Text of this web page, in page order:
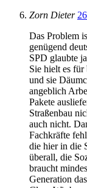
Zorn Dieter
Das Problem
genügend
SPD glaubte
Sie hielt es für
und sie
angeblich
Pakete
Straßenbau
auch nicht.
Fachkräfte
die hier in die
überall, die
braucht
Generation